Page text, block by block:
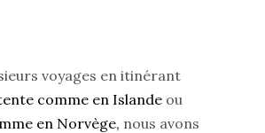
voyages en itinérant
comme en Islande ou
en Norvège, nous avons